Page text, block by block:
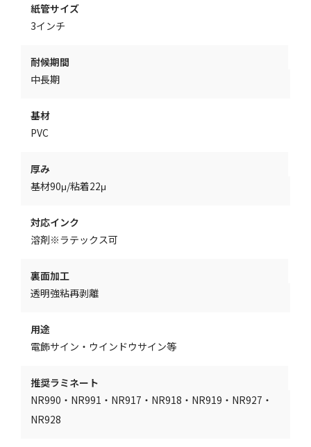
紙管サイズ
3インチ
耐候期間
中長期
基材
PVC
厚み
基材90μ/粘着22μ
対応インク
溶剤※ラテックス可
裏面加工
透明強粘再剥離
用途
電飾サイン・ウインドウサイン等
推奨ラミネート
NR990・NR991・NR917・NR918・NR919・NR927・
NR928